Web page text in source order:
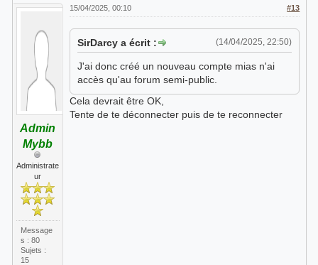
Admin
Mybb
Administrate
ur
Message
s : 80
Sujets :
15
#13
15/04/2025, 00:10
(14/04/2025, 22:50)
SirDarcy a écrit :
J'ai donc créé un nouveau compte mias n'ai
accès qu'au forum semi-public.
Cela devrait être OK,
Tente de te déconnecter puis de te reconnecter